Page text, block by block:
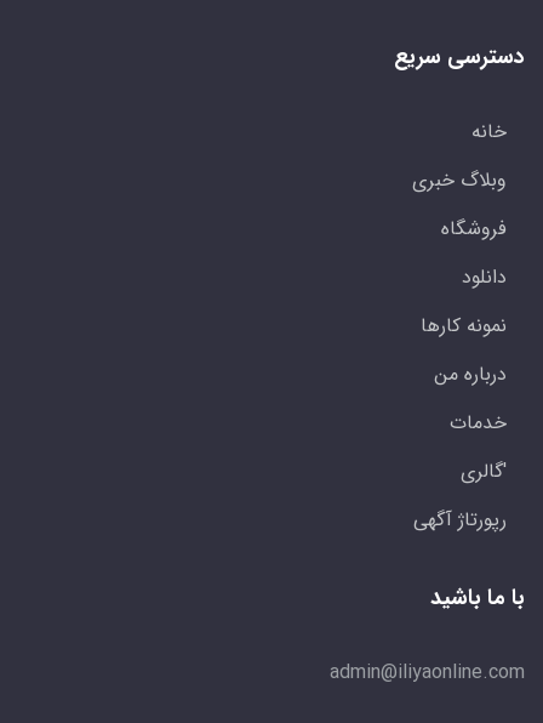
دسترسی سریع
خانه
وبلاگ خبری
فروشگاه
دانلود
نمونه کارها
درباره من
خدمات
'گالری
رپورتاژ آگهی
با ما باشید
admin@iliyaonline.com